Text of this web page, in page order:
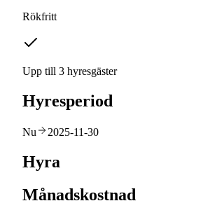
Rökfritt
Upp till 3 hyresgäster
Hyresperiod
Nu 2025-11-30
Hyra
Månadskostnad